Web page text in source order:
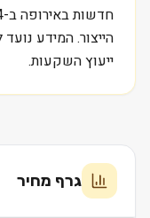
הייצור. המידע
ייעוץ השקעות.
גרף מחיר